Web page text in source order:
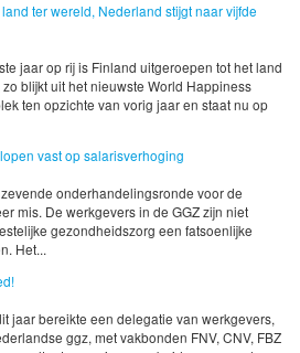
ter wereld, Nederland stijgt naar vijfde
jaar op rij is Finland uitgeroepen tot het land
blijkt uit het nieuwste World Happiness
ten opzichte van vorig jaar en staat nu op
vast op salarisverhoging
onderhandelingsronde voor de
mis. De werkgevers in de GGZ zijn niet
gezondheidszorg een fatsoenlijke
Het...
jaar bereikte een delegatie van werkgevers,
ggz, met vakbonden FNV, CNV, FBZ